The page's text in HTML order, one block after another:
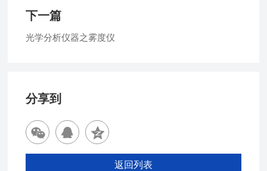
下一篇
光学分析仪器之雾度仪
分享到
返回列表